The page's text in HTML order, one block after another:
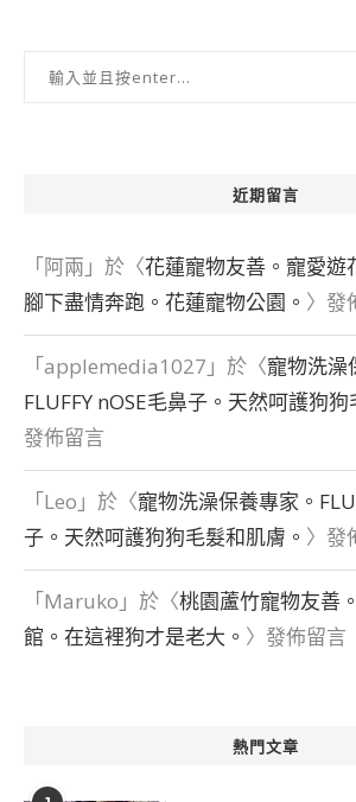
近期留言
「阿兩 」於〈花蓮寵物友善。寵愛遊
腳下盡情奔跑。花蓮寵物公園。 〉發
「applemedia1027 」於〈寵物洗澡
FLUFFY nOSE毛鼻子。天然呵護狗狗
發佈留言
「Leo 」於〈寵物洗澡保養專家。
子。天然呵護狗狗毛髮和肌膚。 〉發
「Maruko 」於〈桃園蘆竹寵物友善
館。在這裡狗才是老大。 〉發佈留言
熱門文章